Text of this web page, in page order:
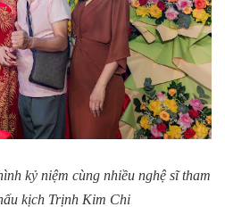
kỷ niệm cùng nhiều nghệ sĩ tham
kịch Trịnh Kim Chi